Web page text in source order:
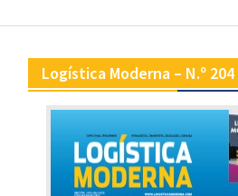
Logística Moderna – N.º 204